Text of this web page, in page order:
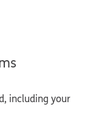
including your